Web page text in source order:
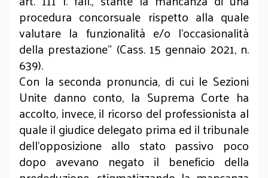
procedura concorsuale rispetto alla quale
valutare la funzionalità e/o l'occasionalità
della prestazione" (Cass. 15 gennaio 2021, n.
639).
Con la seconda pronuncia, di cui le Sezioni
Unite danno conto, la Suprema Corte ha
accolto, invece, il ricorso del professionista al
quale il giudice delegato prima ed il tribunale
dell’opposizione allo stato passivo poco
dopo avevano negato il beneficio della